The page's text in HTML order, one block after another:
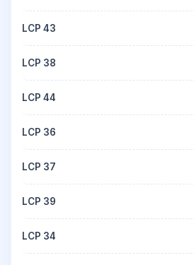
LCP 43
LCP 38
LCP 44
LCP 36
LCP 37
LCP 39
LCP 34